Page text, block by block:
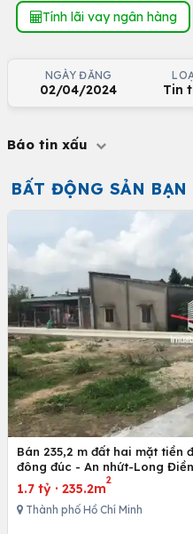
Tính lãi vay ngân hàng
NGÀY ĐĂNG
02/04/2024 Tin
Báo tin xấu
BẤT ĐỘNG SẢN BẠN
Bán 235,2 m đất hai mặt tiền
đông đúc - An nhứt-Long
1.7 tỷ · 235.2m
2
Thành phố Hồ Chí Minh